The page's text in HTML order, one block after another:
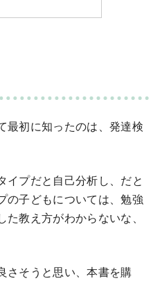
最初に知ったのは、発達検
イプだと自己分析し、だと
の子どもについては、勉強
教え方がわからないな、
さそうと思い、本書を購